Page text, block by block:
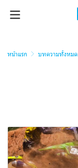
หน้าแรก บทความทั้งหมด